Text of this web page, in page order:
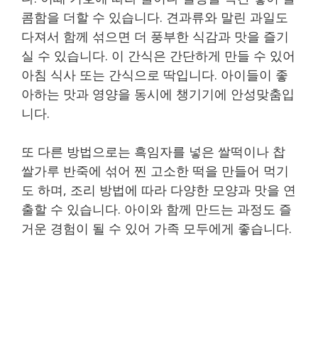
콤함을 더할 수 있습니다. 견과류와 말린 과일도
다져서 함께 섞으면 더 풍부한 식감과 맛을 즐기
실 수 있습니다. 이 간식은 간단하게 만들 수 있어
아침 식사 또는 간식으로 딱입니다. 아이들이 좋
아하는 맛과 영양을 동시에 챙기기에 안성맞춤입
니다.
또 다른 방법으로는 흑임자를 넣은 쌀떡이나 찹
쌀가루 반죽에 섞어 찐 고소한 떡을 만들어 먹기
도 하며, 조리 방법에 따라 다양한 모양과 맛을 연
출할 수 있습니다. 아이와 함께 만드는 과정도 즐
거운 경험이 될 수 있어 가족 모두에게 좋습니다.